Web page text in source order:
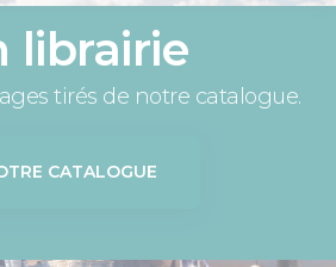
librairie
tirés de notre catalogue.
CATALOGUE